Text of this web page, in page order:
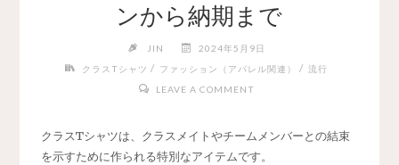
ンから納期まで
JIN
2024年5月9日
クラスTシャツ / ファッション（アパレル関連） / 流行
LEAVE A COMMENT
クラスTシャツは、クラスメイトやチームメンバーとの結束
を示すために作られる特別なアイテムです。